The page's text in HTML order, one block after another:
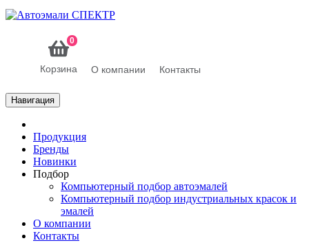
0
Корзина О компании Контакты
Навигация
Продукция
Бренды
Новинки
Подбор
Компьютерный подбор автоэмалей
Компьютерный подбор индустриальных красок и
эмалей
О компании
Контакты